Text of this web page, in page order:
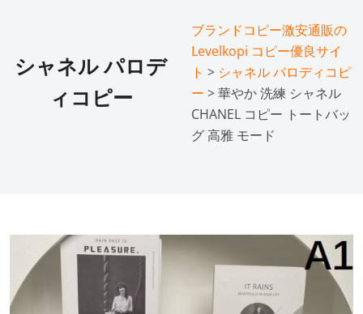
シャネル パロデ
ィコピー
ブランドコピー激安通販の
Levelkopi コピー優良サイ
ト > シャネル パロディコピ
ー > 華やか 洗練 シャネル
CHANEL コピー トートバッ
グ 高雅 モード